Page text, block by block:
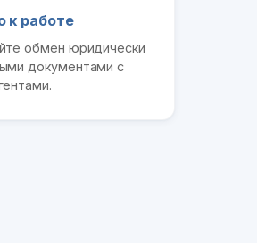
к работе
обмен юридически
документами с